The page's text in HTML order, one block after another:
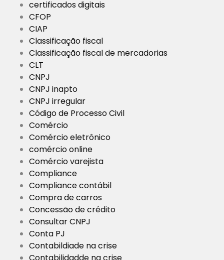
certificados digitais
CFOP
CIAP
Classificação fiscal
Classificação fiscal de mercadorias
CLT
CNPJ
CNPJ inapto
CNPJ irregular
Código de Processo Civil
Comércio
Comércio eletrônico
comércio online
Comércio varejista
Compliance
Compliance contábil
Compra de carros
Concessão de crédito
Consultar CNPJ
Conta PJ
Contabildiade na crise
Contabilidadde na crise